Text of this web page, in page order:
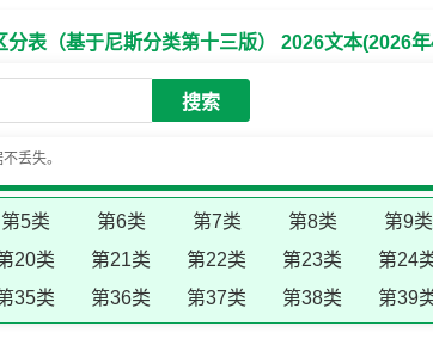
表（基于尼斯分类第十三版） 2026文本(2026
搜索
丢失。
第5类 第6类 第7类 第8类 第9类
20类 第21类 第22类 第23类 第24
35类 第36类 第37类 第38类 第39